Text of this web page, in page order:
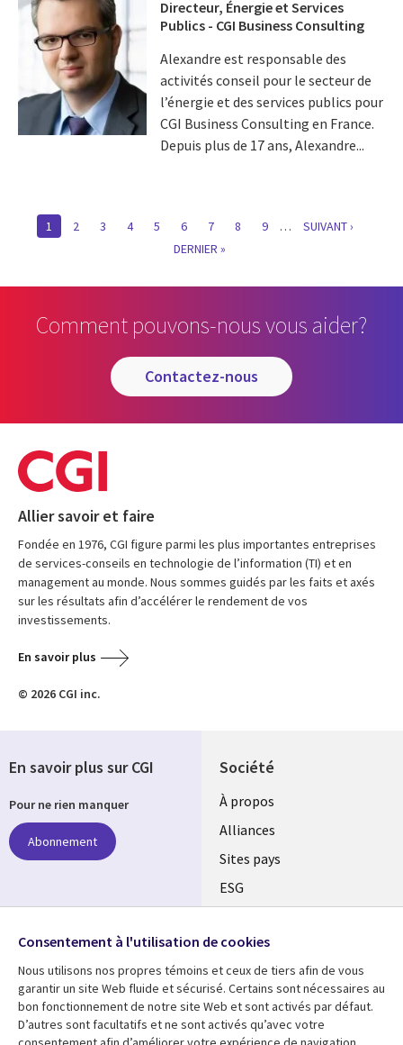
Directeur, Énergie et Services
Publics - CGI Business Consulting
Alexandre est responsable des
activités conseil pour le secteur de
l’énergie et des services publics pour
CGI Business Consulting en France.
Depuis plus de 17 ans, Alexandre...
Pagination
CURRENT
1 PAGE
2 PAGE
3 PAGE
4 PAGE
5 PAGE
6 PAGE
7 PAGE
8 PAGE
9 … SUIVANTE
SUIVANT ›
LAST
DERNIER »
Comment pouvons-nous vous aider?
contactez-nous
Allier savoir et faire
Fondée en 1976, CGI figure parmi les plus importantes entreprises
de services-conseils en technologie de l’information (TI) et en
management au monde. Nous sommes guidés par les faits et axés
sur les résultats afin d’accélérer le rendement de vos
investissements.
En savoir plus
© 2026 CGI inc.
Société
À propos
Alliances
Sites pays
ESG
Fusions
Salle de presse
En savoir plus sur CGI
Pour ne rien manquer
Abonnement
Suivez-nous
Social
Media
Global
FR
Consentement à l'utilisation de cookies
Nous utilisons nos propres témoins et ceux de tiers afin de vous
garantir un site Web fluide et sécurisé. Certains sont nécessaires au
bon fonctionnement de notre site Web et sont activés par défaut.
D’autres sont facultatifs et ne sont activés qu’avec votre